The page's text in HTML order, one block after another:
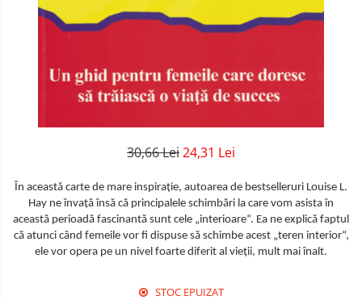
30,66 Lei24,31 Lei
În această carte de mare inspiraţie, autoarea de bestselleruri Louise L.
Hay ne învaţă însă că principalele schimbări la care vom asista în
această perioadă fascinantă sunt cele „interioare“. Ea ne explică faptul
că atunci când femeile vor fi dispuse să schimbe acest „teren interior“,
ele vor opera pe un nivel foarte diferit al vieţii, mult mai înalt.
STOC EPUIZAT